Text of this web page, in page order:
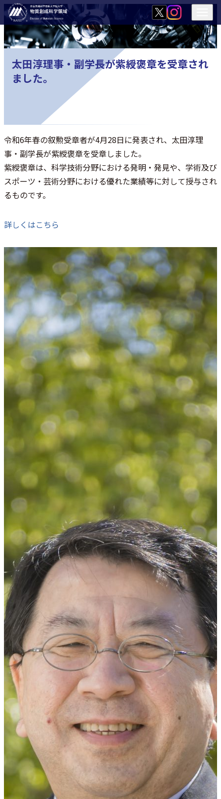
太田淳理事・副学長が紫綬褒章を受章され
ました。
令和6年春の叙勲受章者が4月28日に発表され、太田淳理
事・副学長が紫綬褒章を受章しました。
紫綬褒章は、科学技術分野における発明・発見や、学術及び
スポーツ・芸術分野における優れた業績等に対して授与され
るものです。
詳しくはこちら